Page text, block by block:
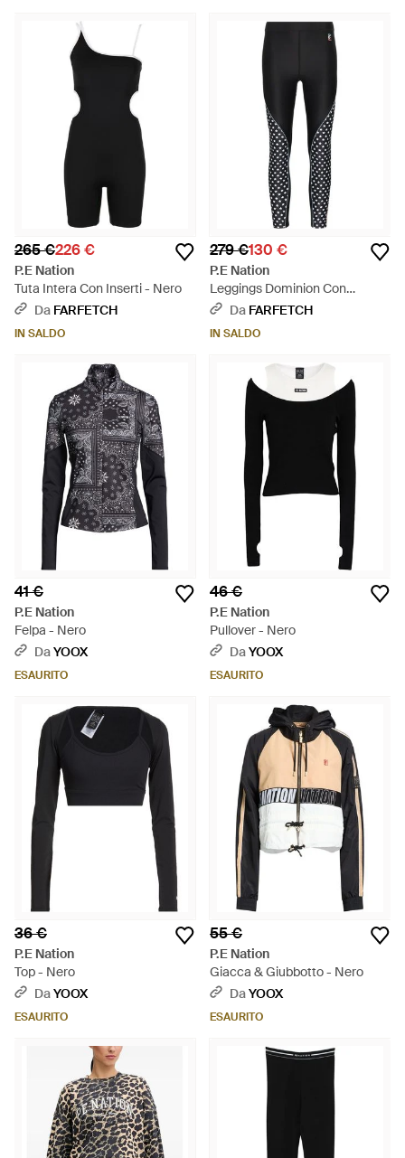
265 €226 €
P.E Nation
Tuta Intera Con Inserti - Nero
Da FARFETCH
IN SALDO
279 €130 €
P.E Nation
Leggings Dominion Con
Stampa - Nero
Da FARFETCH
IN SALDO
41 €
P.E Nation
Felpa - Nero
DaYOOX
ESAURITO
46 €
P.E Nation
Pullover - Nero
DaYOOX
ESAURITO
36 €
P.E Nation
Top - Nero
DaYOOX
ESAURITO
55 €
P.E Nation
Giacca & Giubbotto - Nero
DaYOOX
ESAURITO